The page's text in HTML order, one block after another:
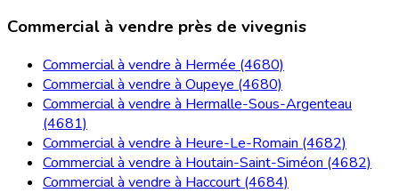
Commercial à vendre près de vivegnis
Commercial à vendre à Hermée (4680)
Commercial à vendre à Oupeye (4680)
Commercial à vendre à Hermalle-Sous-Argenteau
(4681)
Commercial à vendre à Heure-Le-Romain (4682)
Commercial à vendre à Houtain-Saint-Siméon (4682)
Commercial à vendre à Haccourt (4684)